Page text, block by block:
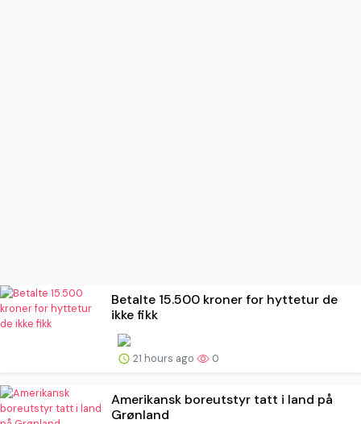
Betalte 15.500 kroner for hyttetur de
ikke fikk
21 hours ago 0
Amerikansk boreutstyr tatt i land på
Grønland